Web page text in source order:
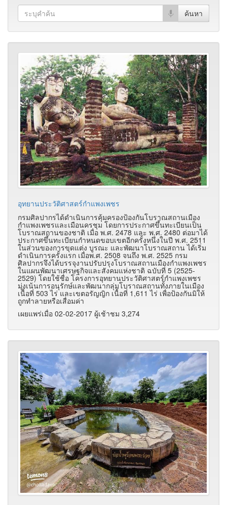
อุทยานประวัติศาสตร์กำแพงเพชร
กรมศิลปากรได้ดำเนินการคุ้มครองป้องกันโบราณสถานเมือง
กำแพงเพชรและเมือนครชุม โดยการประกาศขึ้นทะเบียนเป็น
โบราณสถานของชาติ เมื่อ พ.ศ. 2478 และ พ.ศ. 2480 ต่อมาได้
ประกาศขึ้นทะเบียนกำหนดขอบเขตอีกครั้งหนึ่งในปี พ.ศ. 2511
ในส่วนของการขุดแต่ง บูรณะ และพัฒนาโบราณสถาน ได้เริ่ม
ดำเนินการครั้งแรก เมื่อพ.ศ. 2508 จนถึง พ.ศ. 2525 กรม
ศิลปากรจึงได้บรรจุงานปรับปรุงโบราณสถานเมืองกำแพงเพชร
ในแผนพัฒนาเศรษฐกิจและสังคมแห่งชาติ ฉบับที่ 5 (2525-
2529) โดยใช้ชื่อ โครงการอุทยานประวัติศาสตร์กำแพงเพชร
มุ่งเน้นการอนุรักษ์และพัฒนากลุ่มโบราณสถานทั้งภายในเมือง
เนื้อที่ 503 ไร่ และเขตอรัญญิก เนื้อที่ 1,611 ไร่ เพื่อป้องกันมิให้
ถูกทำลายหรือเสื่อมค่า
เผยแพร่เมื่อ 02-02-2017 ผู้เช้าชม 3,274